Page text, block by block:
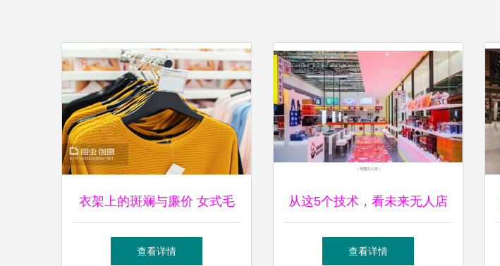
衣架上的斑斓与廉价 女式毛
衣的零售密码
查看详情
从这5个技术，看未来无人店
将如何影响服装零售
查看详情